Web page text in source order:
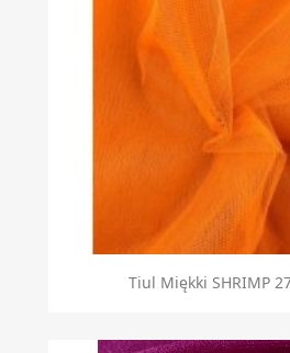
Tiul Miękki SHRIMP